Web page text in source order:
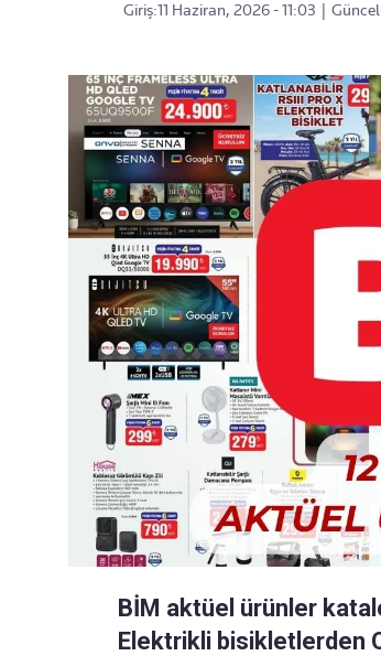
Giriş:11 Haziran, 2026 - 11:03
BİM aktüel ürünler
Elektrikli bisikletlerden